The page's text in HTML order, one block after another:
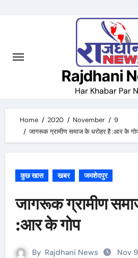
Rajdhani
Har Khabar Par
Home 2020 November
9
जागरूक ग्रामीण समाज के धरोहर है :आर के
कुछ खास खबर जमशेदपुर
जागरूक ग्रामीण
:आर के गोप
By Rajdhani News
Nov